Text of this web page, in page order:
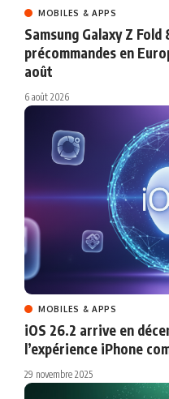
MOBILES & APPS
Samsung Galaxy Z
précommandes en
août
6 août 2026
MOBILES & APPS
iOS 26.2 arrive en
l’expérience iPhone
29 novembre 2025